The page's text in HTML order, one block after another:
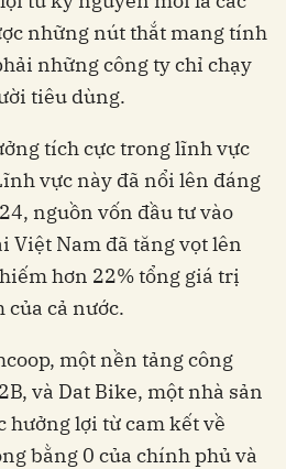
những nút thắt mang tính
những công ty chỉ chạy
tiêu dùng.
tích cực trong lĩnh vực
vực này đã nổi lên đáng
nguồn vốn đầu tư vào
Việt Nam đã tăng vọt lên
hơn 22% tổng giá trị
của cả nước.
một nền tảng công
và Dat Bike, một nhà sản
hưởng lợi từ cam kết về
bằng 0 của chính phủ và